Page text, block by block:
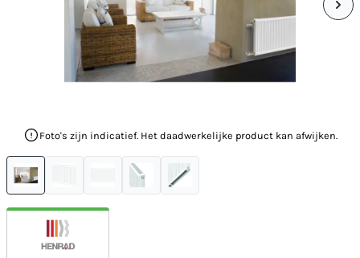
Foto's zijn indicatief. Het daadwerkelijke product kan afwijken.